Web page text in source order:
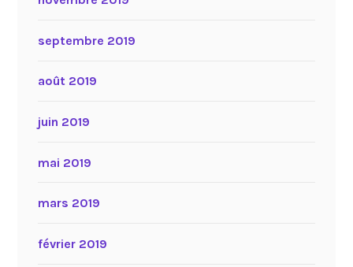
septembre 2019
août 2019
juin 2019
mai 2019
mars 2019
février 2019